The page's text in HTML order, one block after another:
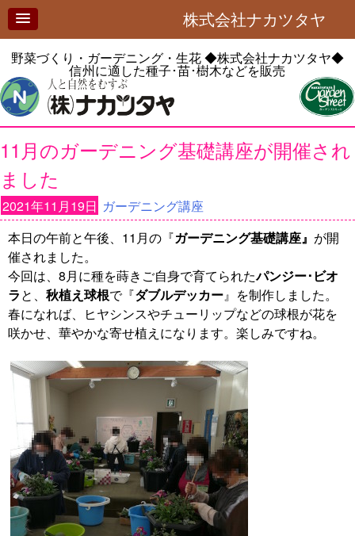
株式会社ナカツタヤ
野菜づくり・ガーデニング・生花◆株式会社ナカツタヤ◆
信州に適した種子･苗･樹木などを販売
11月のガーデニング基礎講座が開催され
ました
2021年11月19日 ガーデニング講座
本日の午前と午後、11月の『ガーデニング基礎講座』 が開
催されました。
今回は、8月に種を蒔きご自身で育てられたパンジー･ビオ
ラと、 秋植え球根で『ダブルデッカー』を制作しました。
春になれば、ヒヤシンスやチューリップなどの球根が花を
咲かせ、華やかな寄せ植えになります。楽しみですね。